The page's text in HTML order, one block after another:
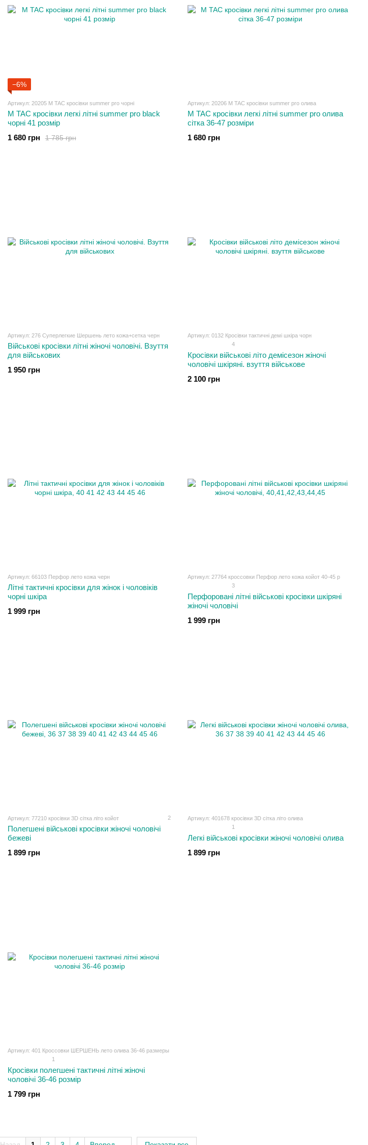
−6%
Артикул: 20205 M TAC кросівки summer pro чорні
M TAC кросівки легкі літні summer pro black
чорні 41 розмір
1 785 грн
1 680 грн
Артикул: 20206 M TAC кросівки summer pro олива
M TAC кросівки легкі літні summer pro олива
сітка 36-47 розміри
1 680 грн
Артикул: 276 Суперлегкие Шершень лето кожа+сетка черн
Військові кросівки літні жіночі чоловічі. Взуття
для військових
1 950 грн
Артикул: 0132 Кросівки тактичні демі шкіра чорн
4
Кросівки військові літо демісезон жіночі
чоловічі шкіряні. взуття військове
2 100 грн
Артикул: 66103 Перфор лето кожа черн
Літні тактичні кросівки для жінок і чоловіків
чорні шкіра
1 999 грн
Артикул: 27764 кроссовки Перфор лето кожа койот 40-45 р
3
Перфоровані літні військові кросівки шкіряні
жіночі чоловічі
1 999 грн
Артикул: 77210 кросівки 3D сітка літо койот 2
Полегшені військові кросівки жіночі чоловічі
бежеві
1 899 грн
Артикул: 401678 кросівки 3D сітка літо олива
1
Легкі військові кросівки жіночі чоловічі олива
1 899 грн
Артикул: 401 Кроссовки ШЕРШЕНЬ лето олива 36-46 размеры
1
Кросівки полегшені тактичні літні жіночі
чоловічі 36-46 розмір
1 799 грн